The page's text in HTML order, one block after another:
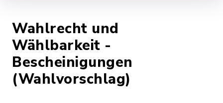
Wahlrecht und
Wählbarkeit -
Bescheinigungen
(Wahlvorschlag)